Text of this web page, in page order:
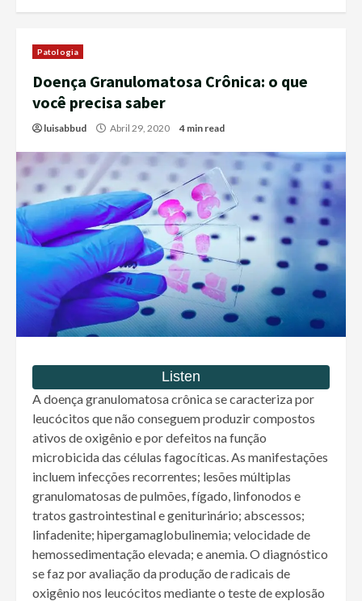
Patologia
Doença Granulomatosa Crônica: o que
você precisa saber
luisabbud Abril 29, 2020 4 min read
A doença granulomatosa crônica se caracteriza por
leucócitos que não conseguem produzir compostos
ativos de oxigênio e por defeitos na função
microbicida das células fagocíticas. As manifestações
incluem infecções recorrentes; lesões múltiplas
granulomatosas de pulmões, fígado, linfonodos e
tratos gastrointestinal e geniturinário; abscessos;
linfadenite; hipergamaglobulinemia; velocidade de
hemossedimentação elevada; e anemia. O diagnóstico
se faz por avaliação da produção de radicais de
oxigênio nos leucócitos mediante o teste de explosão